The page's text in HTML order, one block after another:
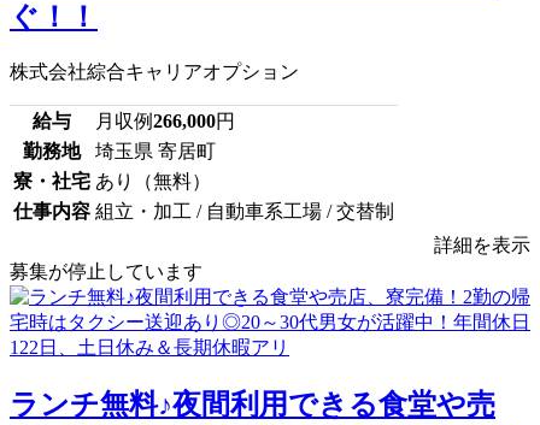
ぐ！！
株式会社綜合キャリアオプション
給与 月収例266,000円
勤務地
埼玉県 寄居町
寮・社宅 あり（無料）
仕事内容 組立・加工 / 自動車系工場 / 交替制
詳細を表示
募集が停止しています
ランチ無料♪夜間利用できる食堂や売